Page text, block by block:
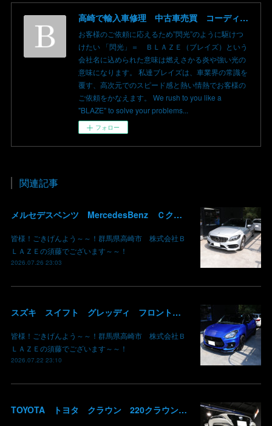
高崎で輸入車修理 中古車売買 コーディングならBLAZE（ブレイズ）へ│BLAZE Total Car Support & Modify in Takasaki Gunma
お客様のご依頼に応えるため”閃光”のように駆けつ
けたい 「閃光」＝ ＢＬＡＺＥ（ブレイズ）という
会社名に込められた意味は燃えさかる炎や強い光の
意味になります。 私達ブレイズは、車業界の常識を
覆す、高次元でのスピード感と熱い情熱でお客様の
ご依頼をかなえます。 We rush to you like a
"BLAZE" to solve your problems...
フォロー
関連記事
メルセデスベンツ MercedesBenz Ｃクラス バッテリー サブバッテリー 交換 パナメリカーナグリル化 コマンドシステム SSD化 群馬 高崎
皆様！ごきげんよう～～！群馬県高崎市 株式会社Ｂ
ＬＡＺＥの須藤でございます～～！
2026.07.26 23:03
スズキ スイフト グレッディ フロントリップスポイラー リアウイング 塗装 カーボン クリア 持込み部品 取り付け 群馬 高崎
皆様！ごきげんよう～～！群馬県高崎市 株式会社Ｂ
ＬＡＺＥの須藤でございます～～！
2026.07.22 23:10
TOYOTA トヨタ クラウン 220クラウン 持ち込みマフラー交換 群馬県高崎市 株式会社BLAZE